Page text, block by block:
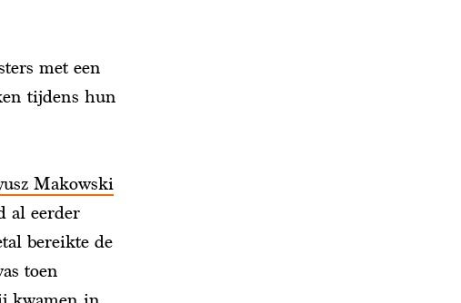
met een
tijdens hun
Makowski
al eerder
bereikte de
toen